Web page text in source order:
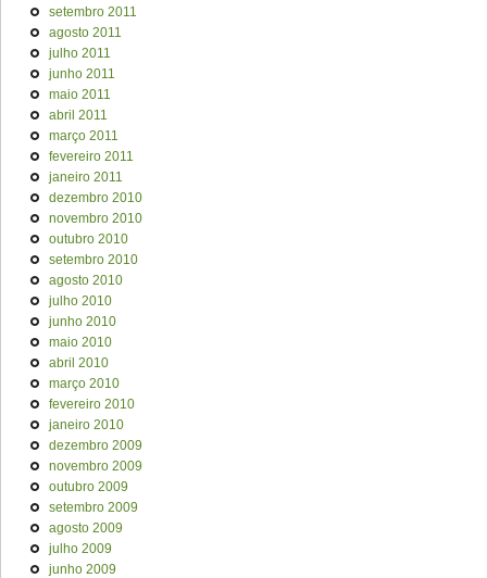
setembro 2011
agosto 2011
julho 2011
junho 2011
maio 2011
abril 2011
março 2011
fevereiro 2011
janeiro 2011
dezembro 2010
novembro 2010
outubro 2010
setembro 2010
agosto 2010
julho 2010
junho 2010
maio 2010
abril 2010
março 2010
fevereiro 2010
janeiro 2010
dezembro 2009
novembro 2009
outubro 2009
setembro 2009
agosto 2009
julho 2009
junho 2009